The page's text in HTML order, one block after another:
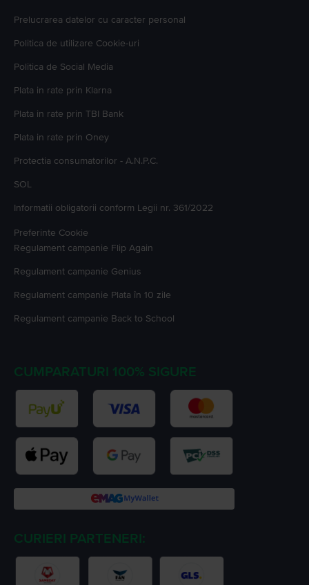
Prelucrarea datelor cu caracter personal
Politica de utilizare Cookie-uri
Politica de Social Media
Plata in rate prin Klarna
Plata in rate prin TBI Bank
Plata in rate prin Oney
Protectia consumatorilor - A.N.P.C.
SOL
Informatii obligatorii conform Legii nr. 361/2022
Preferinte Cookie
Regulament campanie Flip Again
Regulament campanie Genius
Regulament campanie Plata în 10 zile
Regulament campanie Back to School
CUMPARATURI 100% SIGURE
CURIERI PARTENERI: